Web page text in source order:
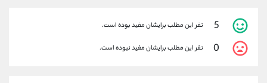
5 نفر این مطلب برایشان مفید بوده است.
0 نفر این مطلب برایشان مفید نبوده است.